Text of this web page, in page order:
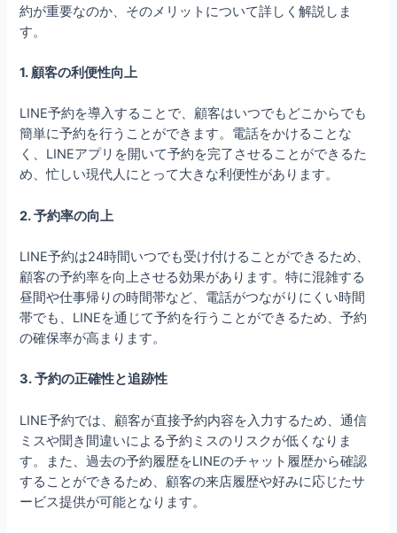
約が重要なのか、そのメリットについて詳しく解説しま
す。
1. 顧客の利便性向上
LINE予約を導入することで、顧客はいつでもどこからでも
簡単に予約を行うことができます。電話をかけることな
く、LINEアプリを開いて予約を完了させることができるた
め、忙しい現代人にとって大きな利便性があります。
2. 予約率の向上
LINE予約は24時間いつでも受け付けることができるため、
顧客の予約率を向上させる効果があります。特に混雑する
昼間や仕事帰りの時間帯など、電話がつながりにくい時間
帯でも、LINEを通じて予約を行うことができるため、予約
の確保率が高まります。
3. 予約の正確性と追跡性
LINE予約では、顧客が直接予約内容を入力するため、通信
ミスや聞き間違いによる予約ミスのリスクが低くなりま
す。また、過去の予約履歴をLINEのチャット履歴から確認
することができるため、顧客の来店履歴や好みに応じたサ
ービス提供が可能となります。